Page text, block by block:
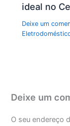
ideal no
Deixe um
Deixe um
O seu endereço